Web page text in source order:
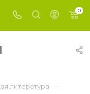
0
литература —